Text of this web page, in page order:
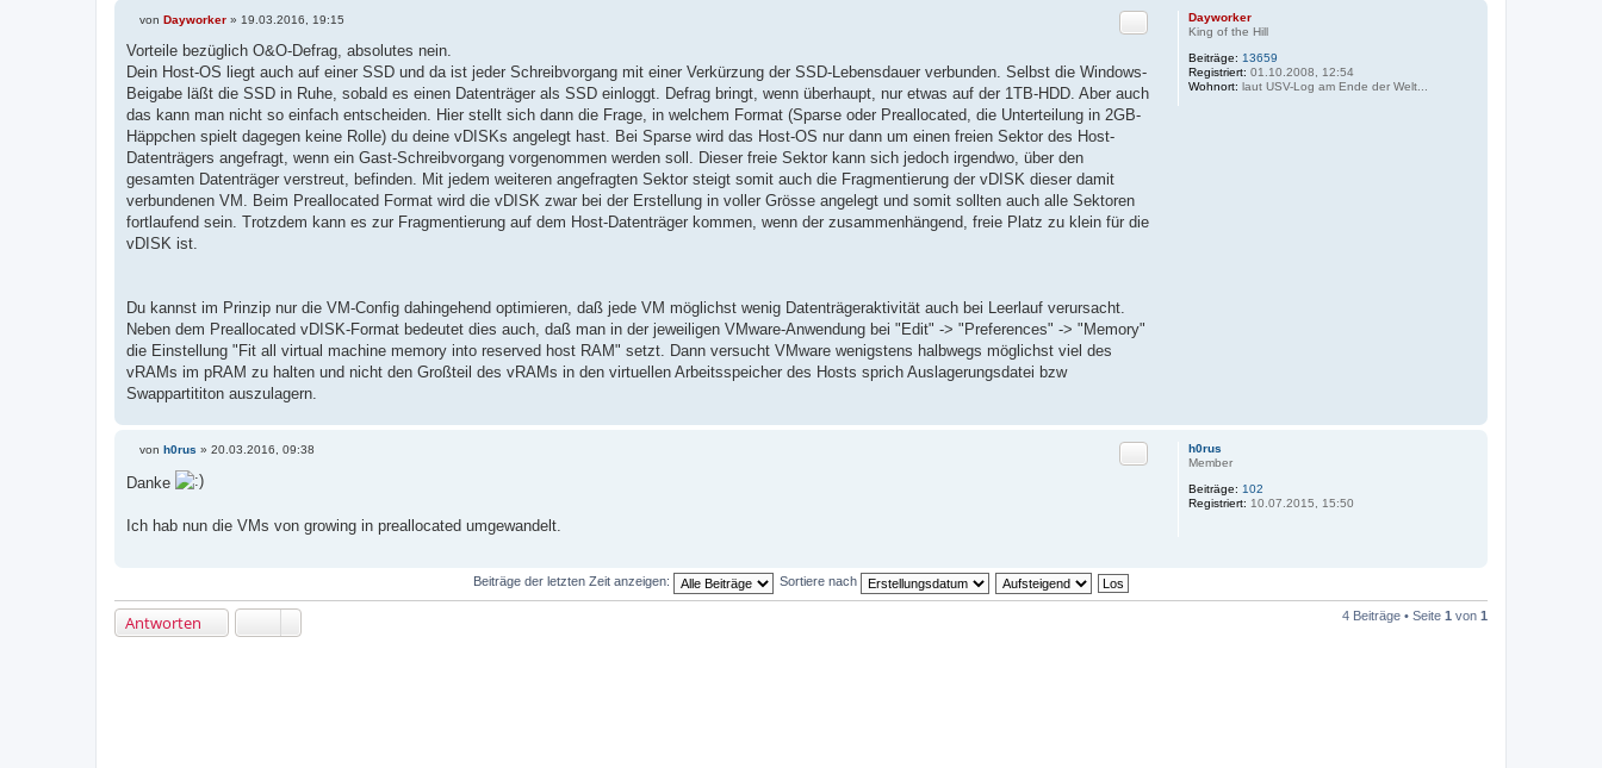
Dayworker
King of the Hill
Beiträge: 13659
Registriert: 01.10.2008, 12:54
Wohnort: laut USV-Log am Ende der Welt...
Zitat
i
t
a
g
von Dayworker » 19.03.2016, 19:15
Vorteile bezüglich O&O-Defrag, absolutes nein.
Dein Host-OS liegt auch auf einer SSD und da ist jeder Schreibvorgang mit einer Verkürzung der SSD-Lebensdauer verbunden. Selbst die Windows-
Beigabe läßt die SSD in Ruhe, sobald es einen Datenträger als SSD einloggt. Defrag bringt, wenn überhaupt, nur etwas auf der 1TB-HDD. Aber auch
das kann man nicht so einfach entscheiden. Hier stellt sich dann die Frage, in welchem Format (Sparse oder Preallocated, die Unterteilung in 2GB-
Häppchen spielt dagegen keine Rolle) du deine vDISKs angelegt hast. Bei Sparse wird das Host-OS nur dann um einen freien Sektor des Host-
Datenträgers angefragt, wenn ein Gast-Schreibvorgang vorgenommen werden soll. Dieser freie Sektor kann sich jedoch irgendwo, über den
gesamten Datenträger verstreut, befinden. Mit jedem weiteren angefragten Sektor steigt somit auch die Fragmentierung der vDISK dieser damit
verbundenen VM. Beim Preallocated Format wird die vDISK zwar bei der Erstellung in voller Grösse angelegt und somit sollten auch alle Sektoren
fortlaufend sein. Trotzdem kann es zur Fragmentierung auf dem Host-Datenträger kommen, wenn der zusammenhängend, freie Platz zu klein für die
vDISK ist.
Du kannst im Prinzip nur die VM-Config dahingehend optimieren, daß jede VM möglichst wenig Datenträgeraktivität auch bei Leerlauf verursacht.
Neben dem Preallocated vDISK-Format bedeutet dies auch, daß man in der jeweiligen VMware-Anwendung bei "Edit" -> "Preferences" -> "Memory"
die Einstellung "Fit all virtual machine memory into reserved host RAM" setzt. Dann versucht VMware wenigstens halbwegs möglichst viel des
vRAMs im pRAM zu halten und nicht den Großteil des vRAMs in den virtuellen Arbeitsspeicher des Hosts sprich Auslagerungsdatei bzw
Swappartititon auszulagern.
h0rus
Member
Beiträge: 102
Registriert: 10.07.2015, 15:50
Zitat
i
r
a
von h0rus » 20.03.2016, 09:38
Danke
Ich hab nun die VMs von growing in preallocated umgewandelt.
Beiträge der letzten Zeit anzeigen: Sortiere nach
Antworten 4 Beiträge • Seite 1 von 1